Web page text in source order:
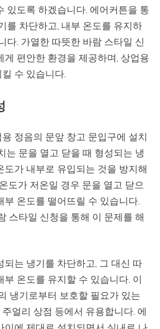
있도록 하겠습니다. 에어커튼을 통
를 차단하고, 내부 온도를 유지하
다. 가열한 따뜻한 바람 스타일 신
게 편안한 환경을 제공하며, 상업용
수 있습니다.
정음의 문앞 창고 문입구에 설치
는 문을 열고 닫을 때 형성되는 냉
도가 내부로 유입되는 것을 방지해
도가 저온일 경우 문을 열고 닫으
부 온도를 떨어뜨릴 수 있습니다.
스타일 신청을 통해 이 문제를 해
되는 냉기를 차단하고, 그 대신 따
온도를 유지할 수 있습니다. 이
냉기로부터 보호할 필요가 있는
얼리 상점 등에서 유용합니다. 에